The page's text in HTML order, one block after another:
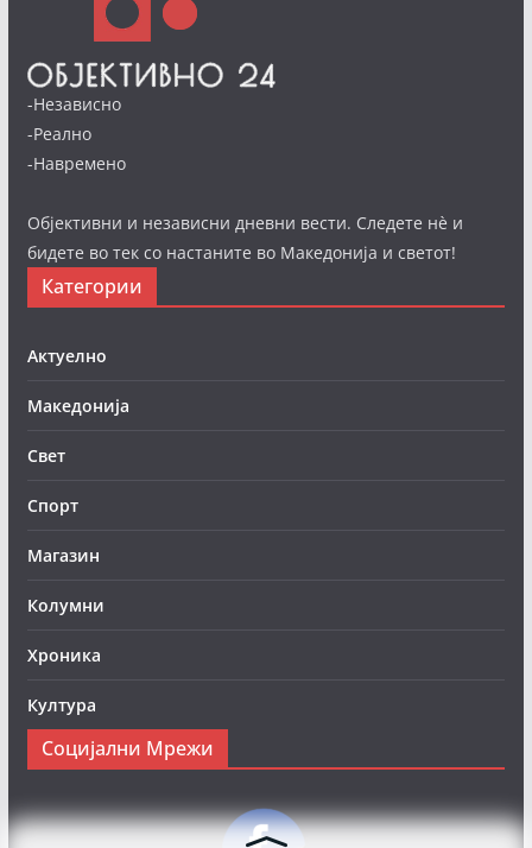
-Независно
-Реално
-Навремено
Објективни и независни дневни вести. Следете нè и
бидете во тек со настаните во Македонија и светот!
Категории
Актуелно
Македонија
Свет
Спорт
Магазин
Колумни
Хроника
Култура
Социјални Мрежи